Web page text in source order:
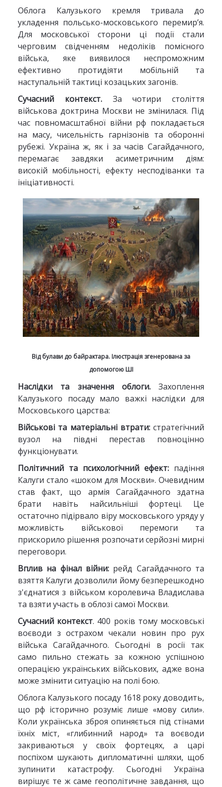
Облога Калузького кремля тривала до
укладення польсько-московського перемир’я.
Для московської сторони ці події стали
черговим свідченням недоліків помісного
війська, яке виявилося неспроможним
ефективно протидіяти мобільній та
наступальній тактиці козацьких загонів.
Сучасний контекст. За чотири століття
військова доктрина Москви не змінилася. Під
час повномасштабної війни рф покладається
на масу, чисельність гарнізонів та оборонні
рубежі. Україна ж, як і за часів Сагайдачного,
перемагає завдяки асиметричним діям:
високій мобільності, ефекту несподіванки та
ініціативності.
Від булави до байрактара. Ілюстрація згенерована за
допомогою ШІ
Наслідки та значення облоги.Захоплення
Калузького посаду мало важкі наслідки для
Московського царства:
Військові та матеріальні втрати:стратегічний
вузол на півдні перестав повноцінно
функціонувати.
Політичний та психологічний ефект: падіння
Калуги стало «шоком для Москви». Очевидним
став факт, що армія Сагайдачного здатна
брати навіть найсильніші фортеці. Це
остаточно підірвало віру московського уряду у
можливість військової перемоги та
прискорило рішення розпочати серйозні мирні
переговори.
Вплив на фінал війни: рейд Сагайдачного та
взяття Калуги дозволили йому безперешкодно
з'єднатися з військом королевича Владислава
та взяти участь в облозі самої Москви.
Сучасний контекст. 400 років тому московські
воєводи з острахом чекали новин про рух
війська Сагайдачного. Сьогодні в росії так
само пильно стежать за кожною успішною
операцією українських військових, адже вона
може змінити ситуацію на полі бою.
Облога Калузького посаду 1618 року доводить,
що рф історично розуміє лише «мову сили».
Коли українська зброя опиняється під стінами
їхніх міст, «глибинний народ» та воєводи
закриваються у своїх фортецях, а царі
поспіхом шукають дипломатичні шляхи, щоб
зупинити катастрофу. Сьогодні Україна
вирішує те ж саме геополітичне завдання, що